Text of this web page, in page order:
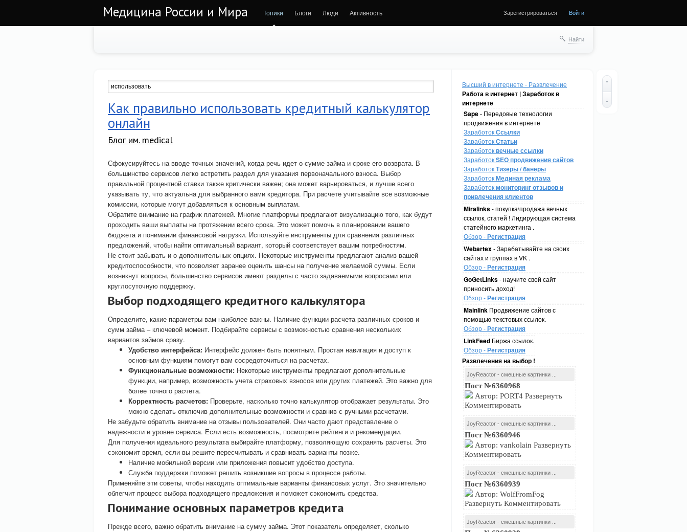
Медицина России и Мира Топики Блоги Люди Активность Зарегистрироваться Войти
Найти
Высший в интернете - Развлечение
Работа в интернет | Заработок в
интернете
Sape- Передовые технологии
продвижения в интернете
ЗаработокСсылки
ЗаработокСтатьи
Заработоквечные ссылки
ЗаработокSEO продвижения сайтов
ЗаработокТизеры / банеры
ЗаработокМединая реклама
Заработокмониторинг отзывов и
привлечения клиентов
Miralinks- покупка\продажа вечных
ссылок, статей ! Лидирующая система
статейного маркетинга .
Обзор -Регистрация
Webartex- Зарабатывайте на своих
сайтах и группах в VK .
Обзор -Регистрация
GoGetLinks- научите свой сайт
приносить доход!
Обзор -Регистрация
Mainlink Продвижение сайтов с
помощью текстовых ссылок.
Обзор -Регистрация
LinkFeed Биржа ссылок.
Обзор -Регистрация
Развлечения на выбор !
JoyReactor - смешные картинки ...
Пост №6360968
Автор: PORT4 Развернуть
Комментировать
JoyReactor - смешные картинки ...
Пост №6360946
Автор: vankolain Развернуть
Комментировать
JoyReactor - смешные картинки ...
Пост №6360939
Автор: WolfFromFog
Развернуть Комментировать
JoyReactor - смешные картинки ...
Как правильно использовать кредитный калькулятор
онлайн
Блог им. medical
Сфокусируйтесь на вводе точных значений, когда речь идет о сумме займа и сроке его возврата. В
большинстве сервисов легко встретить раздел для указания первоначального взноса. Выбор
правильной процентной ставки также критически важен; она может варьироваться, и лучше всего
указывать ту, что актуальна для выбранного вами кредитора. При расчете учитывайте все возможные
комиссии, которые могут добавляться к основным выплатам.
Обратите внимание на график платежей. Многие платформы предлагают визуализацию того, как будут
проходить ваши выплаты на протяжении всего срока. Это может помочь в планировании вашего
бюджета и понимании финансовой нагрузки. Используйте инструменты для сравнения различных
предложений, чтобы найти оптимальный вариант, который соответствует вашим потребностям.
Не стоит забывать и о дополнительных опциях. Некоторые инструменты предлагают анализ вашей
кредитоспособности, что позволяет заранее оценить шансы на получение желаемой суммы. Если
возникнут вопросы, большинство сервисов имеют разделы с часто задаваемыми вопросами или
круглосуточную поддержку.
Выбор подходящего кредитного калькулятора
Определите, какие параметры вам наиболее важны. Наличие функции расчета различных сроков и
сумм займа – ключевой момент. Подбирайте сервисы с возможностью сравнения нескольких
вариантов займов сразу.
Удобство интерфейса: Интерфейс должен быть понятным. Простая навигация и доступ к
основным функциям помогут вам сосредоточиться на расчетах.
Функциональные возможности: Некоторые инструменты предлагают дополнительные
функции, например, возможность учета страховых взносов или других платежей. Это важно для
более точного расчета.
Корректность расчетов: Проверьте, насколько точно калькулятор отображает результаты. Это
можно сделать отключив дополнительные возможности и сравнив с ручными расчетами.
Не забудьте обратить внимание на отзывы пользователей. Они часто дают представление о
надежности и уровне сервиса. Если есть возможность, посмотрите рейтинги и рекомендации.
Для получения идеального результата выбирайте платформу, позволяющую сохранять расчеты. Это
сэкономит время, если вы решите пересчитывать и сравнивать варианты позже.
Наличие мобильной версии или приложения повысит удобство доступа.
Служба поддержки поможет решить возникшие вопросы в процессе работы.
Применяйте эти советы, чтобы находить оптимальные варианты финансовых услуг. Это значительно
облегчит процесс выбора подходящего предложения и поможет сэкономить средства.
Понимание основных параметров кредита
Прежде всего, важно обратить внимание на сумму займа. Этот показатель определяет, сколько